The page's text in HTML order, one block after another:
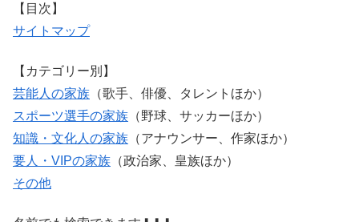
【目次】
サイトマップ
【カテゴリー別】
芸能人の家族 （歌手、俳優、タレントほか）
スポーツ選手の家族 （野球、サッカーほか）
知識・文化人の家族 （アナウンサー、作家ほか）
要人・VIPの家族 （政治家、皇族ほか）
その他